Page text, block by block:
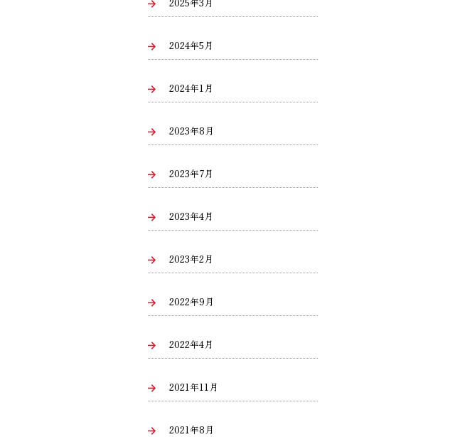
2024年5月
2024年1月
2023年8月
2023年7月
2023年4月
2023年2月
2022年9月
2022年4月
2021年11月
2021年8月